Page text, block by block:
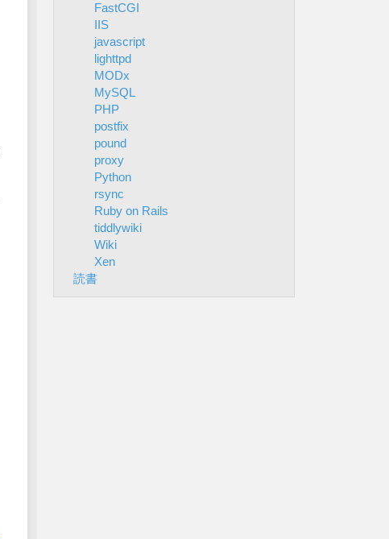
FastCGI
IIS
javascript
lighttpd
MODx
MySQL
PHP
postfix
pound
proxy
Python
rsync
Ruby on Rails
tiddlywiki
Wiki
Xen
読書